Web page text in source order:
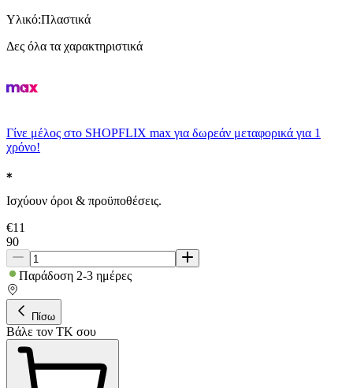
Υλικό:Πλαστικά
Δες όλα τα χαρακτηριστικά
Γίνε μέλος στο SHOPFLIX max για δωρεάν μεταφορικά για 1
χρόνο!
Ισχύουν όροι & προϋποθέσεις.
€11
90
Παράδοση 2-3 ημέρες
Πίσω
Βάλε τον ΤΚ σου